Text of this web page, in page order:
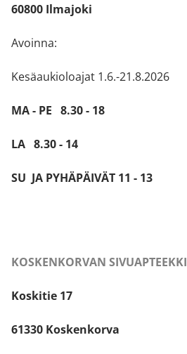
60800 Ilmajoki
Avoinna:
Kesäaukioloajat 1.6.-21.8.2026
MA - PE 8.30 - 18
LA 8.30 - 14
SU JA PYHÄPÄIVÄT 11 - 13
KOSKENKORVAN SIVUAPTEEKKI
Koskitie 17
61330 Koskenkorva